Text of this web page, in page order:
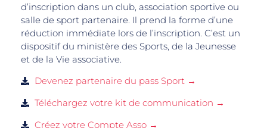
d’inscription dans un club, association sportive ou
salle de sport partenaire. Il prend la forme d’une
réduction immédiate lors de l’inscription. C’est un
dispositif du ministère des Sports, de la Jeunesse
et de la Vie associative.
Devenez partenaire du pass Sport →
Téléchargez votre kit de communication →
Créez votre Compte Asso →